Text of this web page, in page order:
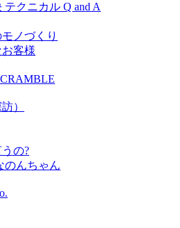
クニカル Q and A
ノづくり
客様
）
の?
のんちゃん